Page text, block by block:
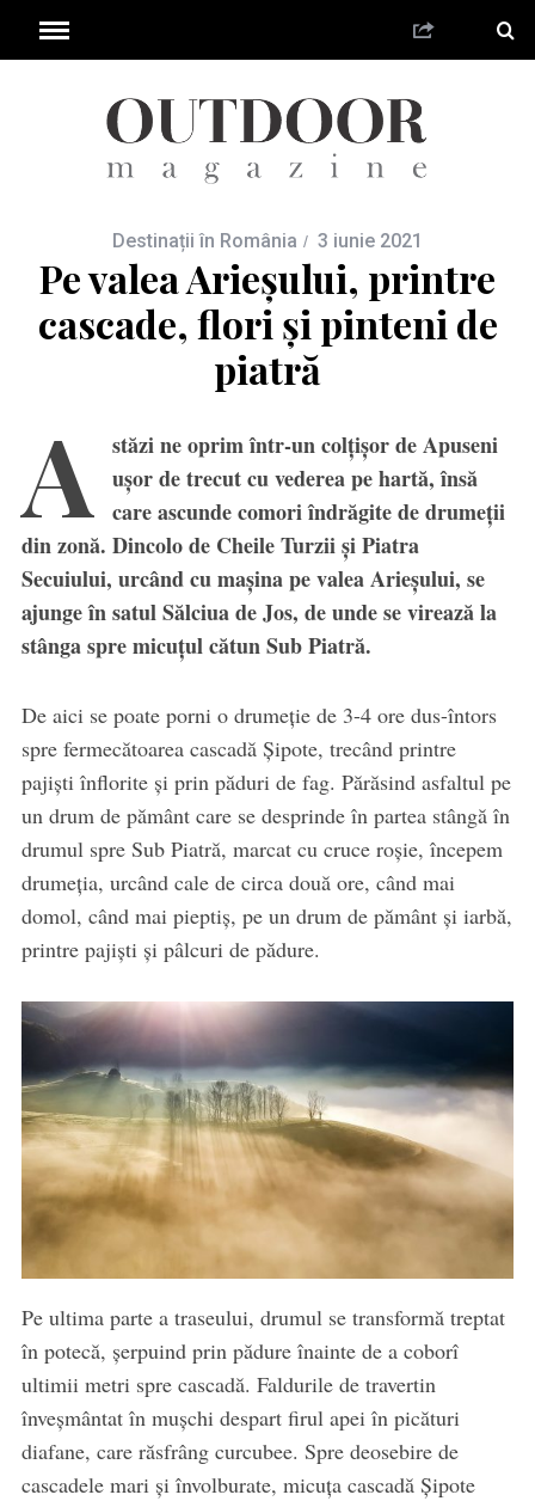
Destinații în România 3 iunie 2021
Pe valea Arieşului, printre
cascade, flori şi pinteni de
piatră
A stăzi ne oprim într-un colțișor de Apuseni
ușor de trecut cu vederea pe hartă, însă
care ascunde comori îndrăgite de drumeții
din zonă. Dincolo de Cheile Turzii și Piatra
Secuiului, urcând cu mașina pe valea Arieșului, se
ajunge în satul Sălciua de Jos, de unde se virează la
stânga spre micuțul cătun Sub Piatră.
De aici se poate porni o drumeţie de 3-4 ore dus-întors
spre fermecătoarea cascadă Şipote, trecând printre
pajişti înflorite şi prin păduri de fag. Părăsind asfaltul pe
un drum de pământ care se desprinde în partea stângă în
drumul spre Sub Piatră, marcat cu cruce roşie, începem
drumeţia, urcând cale de circa două ore, când mai
domol, când mai pieptiş, pe un drum de pământ şi iarbă,
printre pajişti şi pâlcuri de pădure.
Pe ultima parte a traseului, drumul se transformă treptat
în potecă, şerpuind prin pădure înainte de a coborî
ultimii metri spre cascadă. Faldurile de travertin
înveșmântat în muşchi despart firul apei în picături
diafane, care răsfrâng curcubee. Spre deosebire de
cascadele mari şi învolburate, micuţa cascadă Şipote